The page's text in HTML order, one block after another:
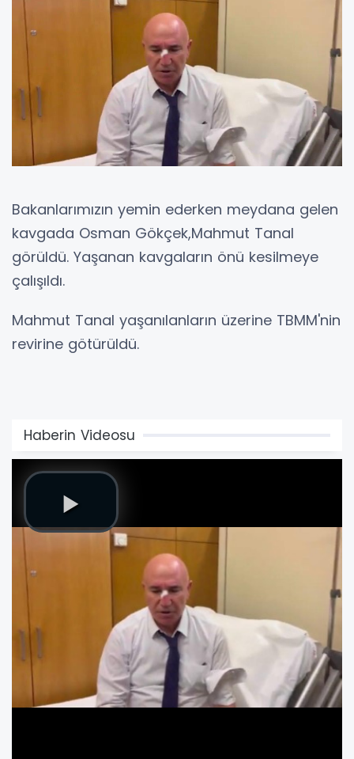
Bakanlarımızın yemin ederken meydana gelen
kavgada Osman Gökçek,Mahmut Tanal
görüldü. Yaşanan kavgaların önü kesilmeye
çalışıldı.
Mahmut Tanal yaşanılanların üzerine TBMM'nin
revirine götürüldü.
Haberin Videosu